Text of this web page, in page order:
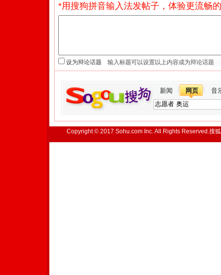
*用搜狗拼音输入法发帖子，体验更流畅
设为辩论话题
新闻 网页 音
Copyright © 2017 Sohu.com Inc. All Rights Reserved.搜